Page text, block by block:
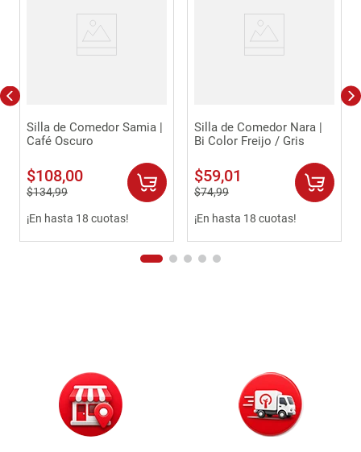
Silla de Comedor Samia |
Café Oscuro
$108,00
$134,99
¡En hasta 18 cuotas!
Silla de Comedor Nara |
Bi Color Freijo / Gris
$59,01
$74,99
¡En hasta 18 cuotas!